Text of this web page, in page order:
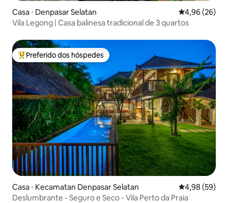
Casa ⋅ Denpasar Selatan 4,96 de uma
4,96 (26)
​Vila Legong | Casa balinesa tradicional de 3 quartos
Entre os melhores preferidos dos hóspedes
Preferido dos hóspedes
Casa ⋅ Kecamatan Denpasar Selatan 4,98 de uma
4,98 (59)
Deslumbrante - Seguro e Seco - Vila Perto da Praia